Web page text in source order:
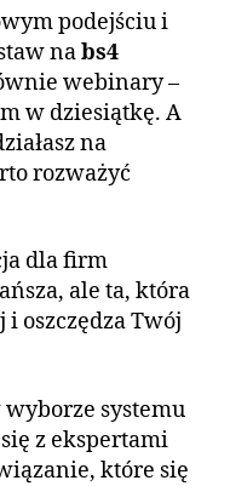
podejściu i
nabs4
webinary –
w dziesiątkę. A
na
rozważyć
dla firm
ale ta, która
oszczędza Twój
wyborze systemu
z ekspertami
które się